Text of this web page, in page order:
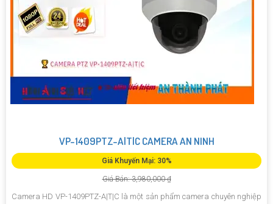
VP-1409PTZ-A|T|C CAMERA AN NINH
Giá Khuyến Mại: 30%
Giá Bán: 3,980,000 ₫
Camera HD VP-1409PTZ-A|T|C là một sản phẩm camera chuyên nghiệp